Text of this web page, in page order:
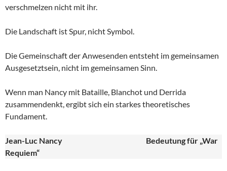
verschmelzen nicht mit ihr.
Die Landschaft ist Spur, nicht Symbol.
Die Gemeinschaft der Anwesenden entsteht im gemeinsamen
Ausgesetztsein, nicht im gemeinsamen Sinn.
Wenn man Nancy mit Bataille, Blanchot und Derrida
zusammendenkt, ergibt sich ein starkes theoretisches
Fundament.
Jean-Luc Nancy
Bedeutung für „War
Requiem“